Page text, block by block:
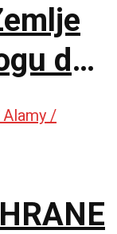
da